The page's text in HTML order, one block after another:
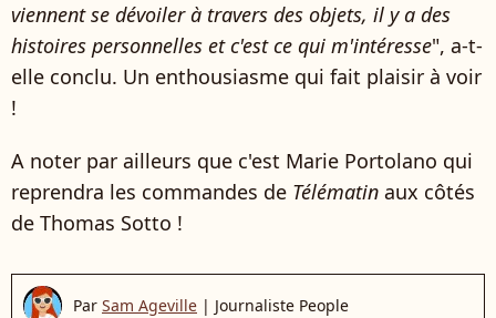
viennent se dévoiler à travers des objets, il y a des
histoires personnelles et c'est ce qui m'intéresse", a-t-
elle conclu. Un enthousiasme qui fait plaisir à voir
!
A noter par ailleurs que c'est Marie Portolano qui
reprendra les commandes de Télématin aux côtés
de Thomas Sotto !
Par Sam Ageville | Journaliste People